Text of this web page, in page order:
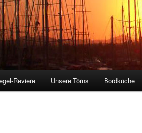
Reviere Unsere Törns Bordküche